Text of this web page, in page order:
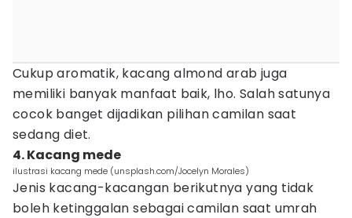
Cukup aromatik, kacang almond arab juga
memiliki banyak manfaat baik, lho. Salah satunya
cocok banget dijadikan pilihan camilan saat
sedang diet.
4. Kacang mede
ilustrasi kacang mede (unsplash.com/Jocelyn Morales)
Jenis kacang-kacangan berikutnya yang tidak
boleh ketinggalan sebagai camilan saat umrah